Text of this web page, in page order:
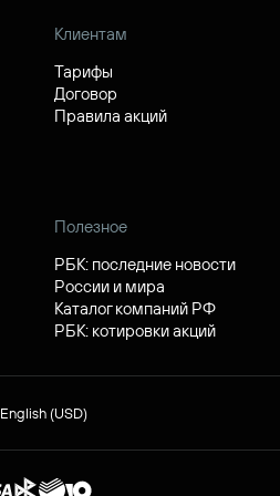
Клиентам
Тарифы
Договор
Правила акций
Полезное
РБК: последние новости
России и мира
Каталог компаний РФ
РБК: котировки акций
English (USD)